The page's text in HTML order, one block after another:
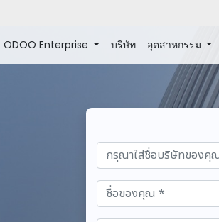
ODOO Enterprise บริษัท อุตสาหกรรม